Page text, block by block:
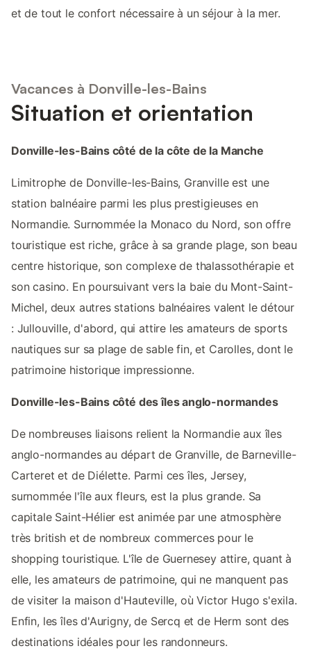
et de tout le confort nécessaire à un séjour à la mer.
Vacances à Donville-les-Bains
Situation et orientation
Donville-les-Bains côté de la côte de la Manche
Limitrophe de Donville-les-Bains, Granville est une
station balnéaire parmi les plus prestigieuses en
Normandie. Surnommée la Monaco du Nord, son offre
touristique est riche, grâce à sa grande plage, son beau
centre historique, son complexe de thalassothérapie et
son casino. En poursuivant vers la baie du Mont-Saint-
Michel, deux autres stations balnéaires valent le détour
: Jullouville, d'abord, qui attire les amateurs de sports
nautiques sur sa plage de sable fin, et Carolles, dont le
patrimoine historique impressionne.
Donville-les-Bains côté des îles anglo-normandes
De nombreuses liaisons relient la Normandie aux îles
anglo-normandes au départ de Granville, de Barneville-
Carteret et de Diélette. Parmi ces îles, Jersey,
surnommée l'île aux fleurs, est la plus grande. Sa
capitale Saint-Hélier est animée par une atmosphère
très british et de nombreux commerces pour le
shopping touristique. L'île de Guernesey attire, quant à
elle, les amateurs de patrimoine, qui ne manquent pas
de visiter la maison d'Hauteville, où Victor Hugo s'exila.
Enfin, les îles d'Aurigny, de Sercq et de Herm sont des
destinations idéales pour les randonneurs.